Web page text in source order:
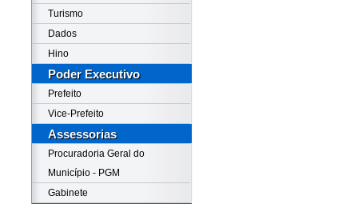
Turismo
Dados
Hino
Poder Executivo
Prefeito
Vice-Prefeito
Assessorias
Procuradoria Geral do
Município - PGM
Gabinete